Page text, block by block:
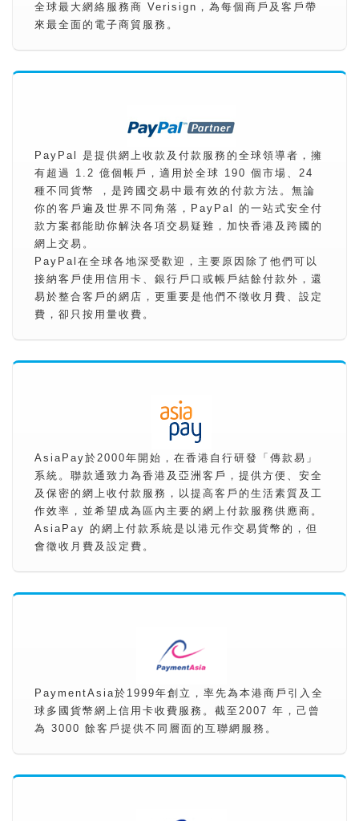
全球最大網絡服務商 Verisign，為每個商戶及客戶帶
來最全面的電子商貿服務。
PayPal 是提供網上收款及付款服務的全球領導者，擁
有超過 1.2 億個帳戶，適用於全球 190 個市場、24
種不同貨幣 ，是跨國交易中最有效的付款方法。無論
你的客戶遍及世界不同角落，PayPal 的一站式安全付
款方案都能助你解決各項交易疑難，加快香港及跨國的
網上交易。
PayPal在全球各地深受歡迎，主要原因除了他們可以
接納客戶使用信用卡、銀行戶口或帳戶結餘付款外，還
易於整合客戶的網店，更重要是他們不徵收月費、設定
費，卻只按用量收費。
AsiaPay於2000年開始，在香港自行研發「傳款易」
系統。聯款通致力為香港及亞洲客戶，提供方便、安全
及保密的網上收付款服務，以提高客戶的生活素質及工
作效率，並希望成為區內主要的網上付款服務供應商。
AsiaPay 的網上付款系統是以港元作交易貨幣的，但
會徵收月費及設定費。
PaymentAsia於1999年創立，率先為本港商戶引入全
球多國貨幣網上信用卡收費服務。截至2007 年，己曾
為 3000 餘客戶提供不同層面的互聯網服務。